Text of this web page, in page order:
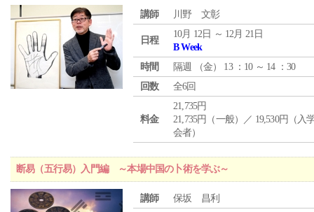
講師 川野 文彰
日程
10月 12日 ～ 12月 21日
B Week
時間
隔週 （金） 13 ：10 ～ 14 ：30
回数
全6回
料金
21,735円
21,735円（一般）／ 19,530円（入
会者）
断易（五行易）入門編 ～本場中国の卜術を学ぶ～
講師 保坂 昌利